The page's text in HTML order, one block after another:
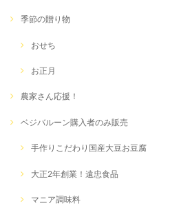
季節の贈り物
おせち
お正月
農家さん応援！
ベジバルーン購入者のみ販売
手作りこだわり国産大豆お豆腐
大正2年創業！遠忠食品
マニア調味料